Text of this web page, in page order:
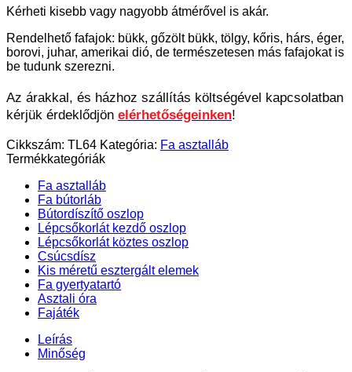
Kérheti kisebb vagy nagyobb átmérővel is akár.
Rendelhető fafajok: bükk, gőzölt bükk, tölgy, kőris, hárs, éger,
borovi, juhar, amerikai dió, de természetesen más fafajokat is
be tudunk szerezni.
Az árakkal, és házhoz szállítás költségével kapcsolatban
kérjük érdeklődjön elérhetőségeinken!
Cikkszám: TL64 Kategória: Fa asztalláb
Termékkategóriák
Fa asztalláb
Fa bútorláb
Bútordíszítő oszlop
Lépcsőkorlát kezdő oszlop
Lépcsőkorlát köztes oszlop
Csúcsdísz
Kis méretű esztergált elemek
Fa gyertyatartó
Asztali óra
Fajáték
Leírás
Minőség